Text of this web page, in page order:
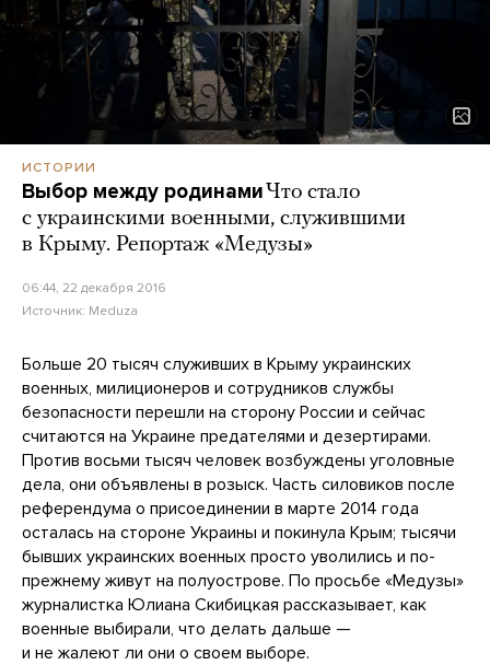
ИСТОРИИ
Выбор между родинами Что стало
с украинскими военными, служившими
в Крыму. Репортаж «Медузы»
06:44, 22 декабря 2016
Источник: Meduza
Больше 20 тысяч служивших в Крыму украинских
военных, милиционеров и сотрудников службы
безопасности перешли на сторону России и сейчас
считаются на Украине предателями и дезертирами.
Против восьми тысяч человек возбуждены уголовные
дела, они объявлены в розыск. Часть силовиков после
референдума о присоединении в марте 2014 года
осталась на стороне Украины и покинула Крым; тысячи
бывших украинских военных просто уволились и по-
прежнему живут на полуострове. По просьбе «Медузы»
журналистка Юлиана Скибицкая рассказывает, как
военные выбирали, что делать дальше —
и не жалеют ли они о своем выборе.